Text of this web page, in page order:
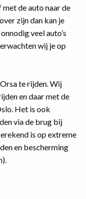
de auto naar de
zijn dan kan je
veel auto’s
wij je op
te rijden. Wij
en daar met de
Het is ook
via de brug bij
is op extreme
en bescherming